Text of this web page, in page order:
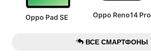
Oppo Pad SE Oppo Reno14 Pro
ВСЕ СМАРТФОНЫ